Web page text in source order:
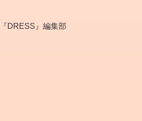
『DRESS』編集部